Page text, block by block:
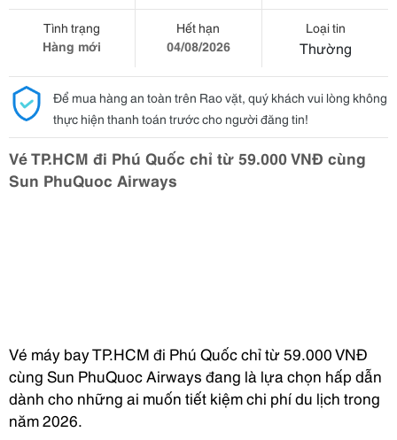
Tình trạng
Hàng mới
Hết hạn
04/08/2026
Loại tin
Thường
Để mua hàng an toàn trên Rao vặt, quý khách vui lòng không
thực hiện thanh toán trước cho người đăng tin!
Vé TP.HCM đi Phú Quốc chỉ từ 59.000 VNĐ cùng
Sun PhuQuoc Airways
Vé máy bay TP.HCM đi Phú Quốc chỉ từ 59.000 VNĐ
cùng Sun PhuQuoc Airways đang là lựa chọn hấp dẫn
dành cho những ai muốn tiết kiệm chi phí du lịch trong
năm 2026.